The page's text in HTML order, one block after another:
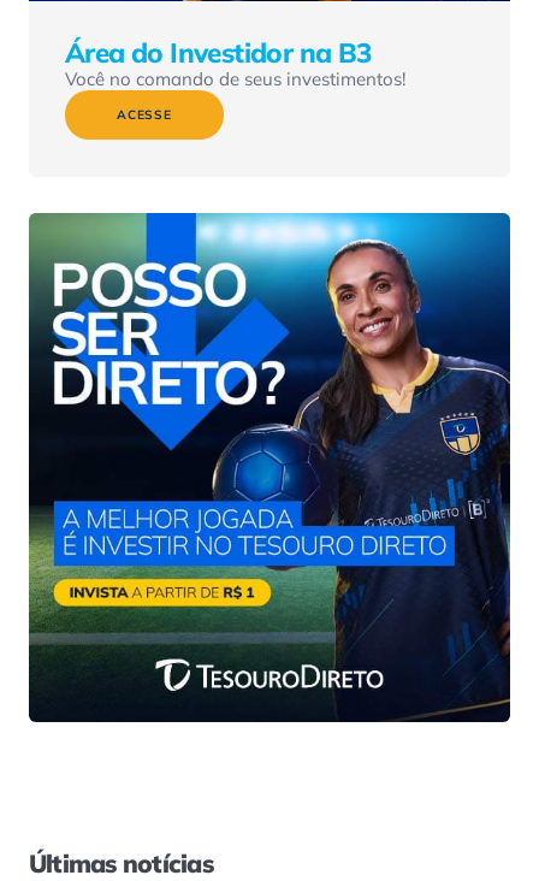
Área do Investidor na B3
Você no comando de seus investimentos!
ACESSE
Últimas notícias